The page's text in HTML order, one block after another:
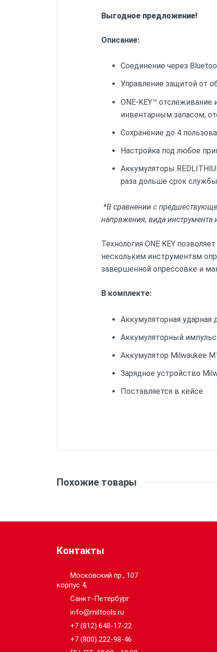
Выгодное предложение!
Описание:
Соединение через
Управление защитой от
ONE-KEY™
инвентарным запасом,
Сохранение до 4
Настройка под любое
Аккумуляторы
раза дольше срок
*В сравнении с
напряжения, вида инструмента
Технология ONE KEY
нескольким инструментам
завершенной опрессовке и
В комплекте:
Аккумуляторная ударная
Аккумуляторный
Аккумулятор Milwaukee
Зарядное устройство
Поставляется в кейсе
Похожие товары
Контакты
Московский пр., 107
корпус 4,
Санкт-Петербург
info@miltools.ru
+7 (812) 648-17-22
+7 (800) 222-98-46